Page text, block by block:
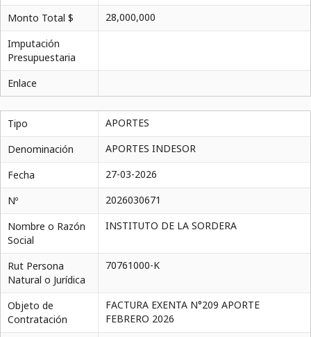
Monto Total $
28,000,000
Imputación
Presupuestaria
Enlace
Tipo
APORTES
Denominación
APORTES INDESOR
Fecha
27-03-2026
Nº
2026030671
Nombre o Razón
Social
INSTITUTO DE LA SORDERA
Rut Persona
Natural o Jurídica
70761000-K
Objeto de
Contratación
FACTURA EXENTA N°209 APORTE
FEBRERO 2026